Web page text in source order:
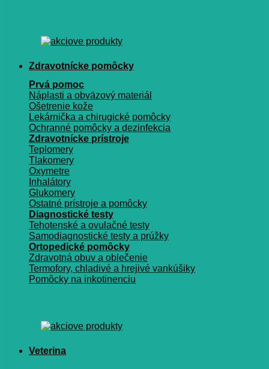
Zdravotnícke pomôcky
Prvá pomoc
Náplasti a obväzový materiál
Ošetrenie kože
Lekárnička a chirugické pomôcky
Ochranné pomôcky a dezinfekcia
Zdravotnícke prístroje
Teplomery
Tlakomery
Oxymetre
Inhalátory
Glukomery
Ostatné prístroje a pomôcky
Diagnostické testy
Tehotenské a ovulačné testy
Samodiagnostické testy a prúžky
Ortopedické pomôcky
Zdravotná obuv a oblečenie
Termofory, chladivé a hrejivé vankúšiky
Pomôcky na inkotinenciu
Veterina